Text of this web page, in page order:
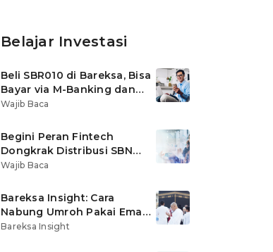
Belajar Investasi
Beli SBR010 di Bareksa, Bisa
Bayar via M-Banking dan
OVO di Tokopedia
Wajib Baca
Begini Peran Fintech
Dongkrak Distribusi SBN
Ritel
Wajib Baca
Bareksa Insight: Cara
Nabung Umroh Pakai Emas
Digital agar Nilainya
Bareksa Insight